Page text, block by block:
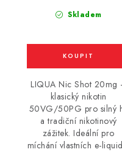
Skladem
LIQUA Nic Shot 20mg
klasický nikotin
50VG/50PG pro silný
a tradiční nikotinový
zážitek. Ideální pro
míchání vlastních e-